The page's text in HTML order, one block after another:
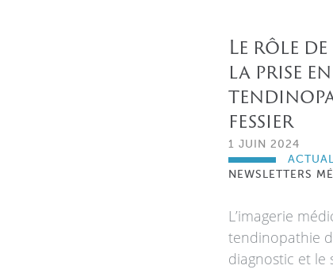
Le rôle
la prise
fessier
1 JUIN 2024
NEWSLETTERS
L’imagerie
tendinopathie
diagnostic et le